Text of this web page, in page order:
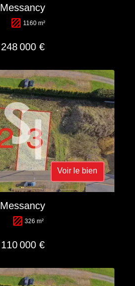
Messancy
1160 m²
248 000 €
Voir le bien
Messancy
326 m²
110 000 €